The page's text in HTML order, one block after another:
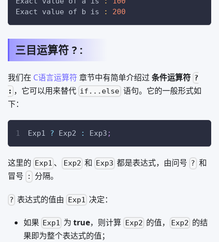
Exact value of b is
: 200
三目运算符 ? :
我们在 C语言运算符 章节中有简单介绍过 条件运算符 ?
: ，它可以用来替代 if...else 语句。它的一般形式如
下：
Exp1 ? Exp2 : Exp3 ;
这里的 Exp1 、 Exp2 和 Exp3 都是表达式，由问号 ? 和
冒号
: 分隔。
? 表达式的值由 Exp1 决定：
如果 Exp1 为true，则计算 Exp2 的值， Exp2 的结
果即为整个表达式的值；